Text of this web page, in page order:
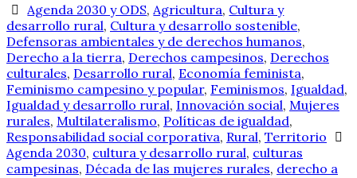
Agenda 2030 y ODS, Agricultura, Cultura y
desarrollo rural, Cultura y desarrollo sostenible,
Defensoras ambientales y de derechos humanos,
Derecho a la tierra, Derechos campesinos, Derechos
culturales, Desarrollo rural, Economía feminista,
Feminismo campesino y popular, Feminismos, Igualdad,
Igualdad y desarrollo rural, Innovación social, Mujeres
rurales, Multilateralismo, Políticas de igualdad,
Responsabilidad social corporativa, Rural, Territorio
Agenda 2030, cultura y desarrollo rural, culturas
campesinas, Década de las mujeres rurales, derecho a